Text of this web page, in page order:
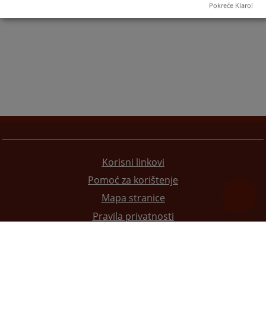
Korisni linkovi
Pomoć za korištenje
Mapa stranice
Pravila privatnosti
Pokreće Klaro!